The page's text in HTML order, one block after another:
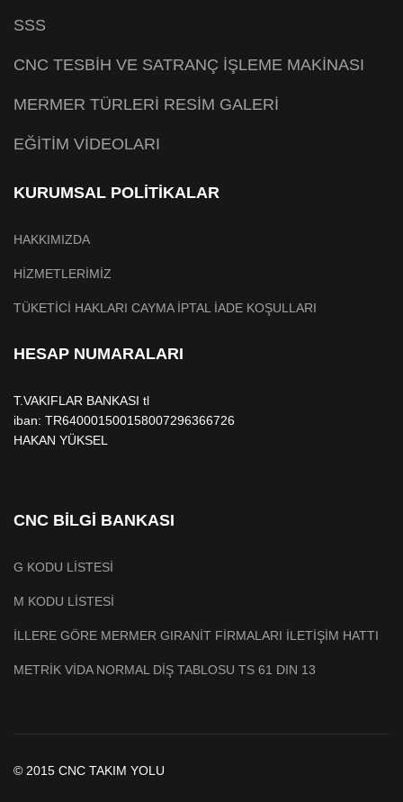
SSS
CNC TESBİH VE SATRANÇ İŞLEME MAKİNASI
MERMER TÜRLERİ RESİM GALERİ
EĞİTİM VİDEOLARI
KURUMSAL POLİTİKALAR
HAKKIMIZDA
HİZMETLERİMİZ
TÜKETİCİ HAKLARI CAYMA İPTAL İADE KOŞULLARI
HESAP NUMARALARI
T.VAKIFLAR BANKASI tl
iban: TR640001500158007296366726
HAKAN YÜKSEL
CNC BİLGİ BANKASI
G KODU LİSTESİ
M KODU LİSTESİ
İLLERE GÖRE MERMER GIRANİT FİRMALARI İLETİŞİM HATTI
METRİK VİDA NORMAL DİŞ TABLOSU TS 61 DIN 13
© 2015 CNC TAKIM YOLU